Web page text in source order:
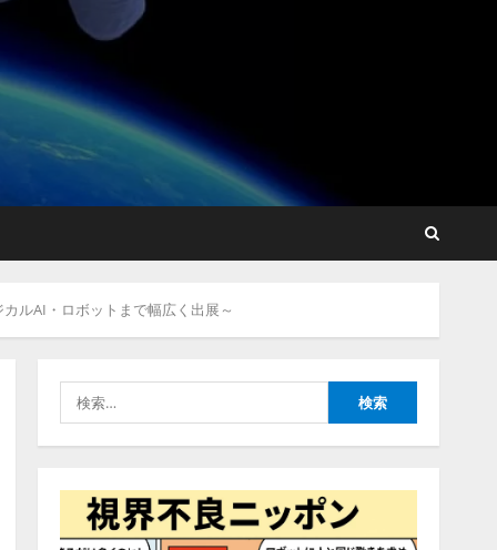
ルAI・ロボットまで幅広く出展～
索:
【2026年企業のAI導入・活
用に関する調査】AIを組織
として導入できている企業
は26.8％。AI導入企業の
いる」と回答
ニア油井 誠（@myui）が入
社。「セールスAIエージェ
ントOS」「営業領域の業界
開発をリード
4
2026/08/06/14:54:32